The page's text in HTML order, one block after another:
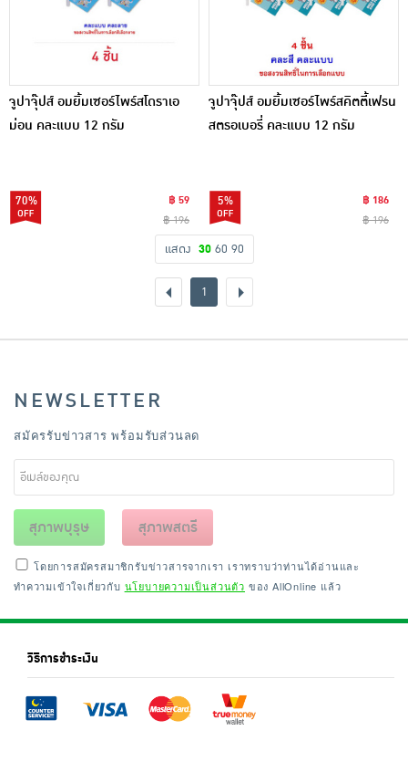
จูปาจุ๊ปส์ อมยิ้มเซอร์ไพร์สโดราเอ
ม่อน คละแบบ 12 กรัม
70%
฿ 59
฿ 196
จูปาจุ๊ปส์ อมยิ้มเซอร์ไพร์สคิตตี้เฟรน
สตรอเบอรี่ คละแบบ 12 กรัม
5%
฿ 186
฿ 196
แสดง 30 60 90
1
NEWSLETTER
สมัครรับข่าวสาร พร้อมรับส่วนลด
สุภาพบุรุษ สุภาพสตรี
โดยการสมัครสมาชิกรับข่าวสารจากเรา เราทราบว่าท่านได้อ่านและ
ทำความเข้าใจเกี่ยวกับ นโยบายความเป็นส่วนตัว ของ AllOnline แล้ว
วิธีการชำระเงิน